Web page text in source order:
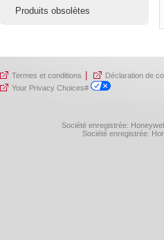
Produits obsolètes
Termes et conditions Déclaration de
Your Privacy Choices#
Société enregistrée:
Société enregistrée: